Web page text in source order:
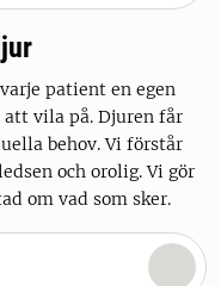
patient en egen
vila på. Djuren får
behov. Vi förstår
och orolig. Vi gör
om vad som sker.